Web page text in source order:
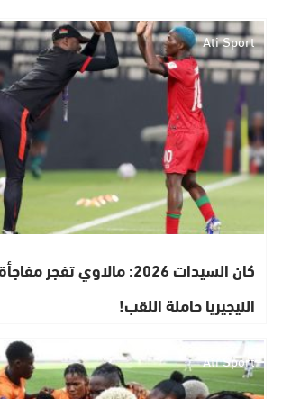
Ati Sport
كان السيدات 2026: مالاوي
النيجيريا حاملة اللقب!
Ati Sport